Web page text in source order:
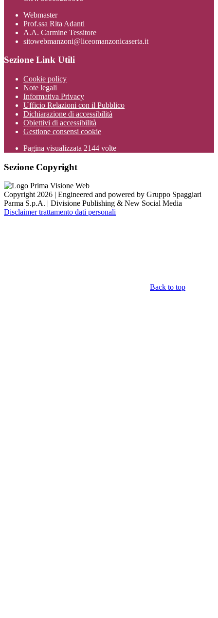
Webmaster
Prof.ssa Rita Adanti
A.A. Carmine Tessitore
sitowebmanzoni@liceomanzonicaserta.it
Sezione Link Utili
Cookie policy
Note legali
Informativa Privacy
Ufficio Relazioni con il Pubblico
Dichiarazione di accessibilità
Obiettivi di accessibilità
Gestione consensi cookie
Pagina visualizzata 2144 volte
Sezione Copyright
Copyright 2026 | Engineered and powered by Gruppo Spaggiari
Parma S.p.A. | Divisione Publishing & New Social Media
Disclaimer trattamento dati personali
Back to top